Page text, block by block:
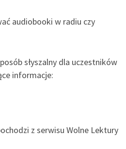
audiobooki w radiu czy
słyszalny dla uczestników
informacje:
z serwisu Wolne Lektury